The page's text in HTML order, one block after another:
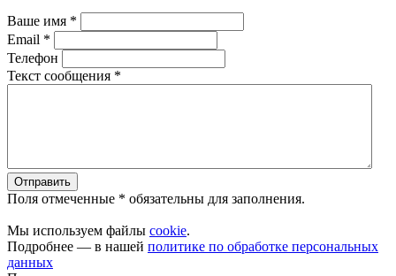
Ваше имя *
Email *
Телефон
Текст сообщения *
Поля отмеченные * обязательны для заполнения.
Мы используем файлы cookie.
Подробнее — в нашей политике по обработке персональных
данных